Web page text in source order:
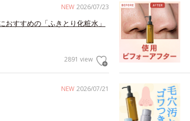
NEW 2026/07/23
すすめの「ふきとり化粧水」
2891 view
NEW 2026/07/21